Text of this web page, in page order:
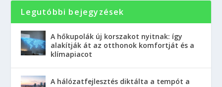
Legutóbbi bejegyzések
A hőkupolák új korszakot nyitnak: így
alakítják át az otthonok komfortját és a
klímapiacot
A hálózatfejlesztés diktálta a tempót a